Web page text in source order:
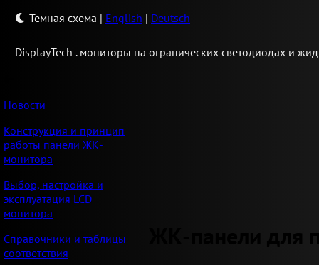
Темная схема | English | Deutsch
DisplayTech . мониторы на огранических светодиодах и
Новости
Конструкция и принцип
работы панели ЖК-
монитора
Выбор, настройка и
эксплуатация LCD
монитора
Справочники и таблицы
соответствия
ЖК-панели для